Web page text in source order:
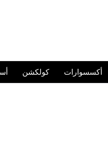
أكسسوارات كولكشن